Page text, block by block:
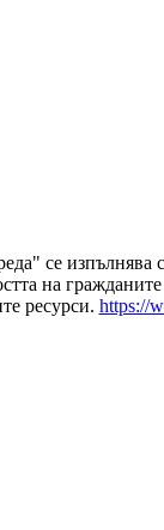
се
на
ресурси. https://